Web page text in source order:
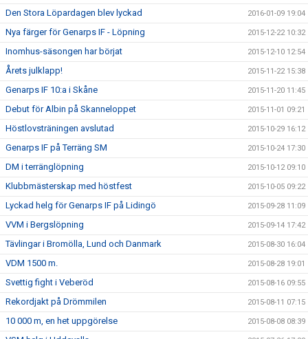
Den Stora Löpardagen blev lyckad 2016-01-09 19:04
Nya färger för Genarps IF - Löpning 2015-12-22 10:32
Inomhus-säsongen har börjat 2015-12-10 12:54
Årets julklapp! 2015-11-22 15:38
Genarps IF 10:a i Skåne 2015-11-20 11:45
Debut för Albin på Skanneloppet 2015-11-01 09:21
Höstlovsträningen avslutad 2015-10-29 16:12
Genarps IF på Terräng SM 2015-10-24 17:30
DM i terränglöpning 2015-10-12 09:10
Klubbmästerskap med höstfest 2015-10-05 09:22
Lyckad helg för Genarps IF på Lidingö 2015-09-28 11:09
VVM i Bergslöpning 2015-09-14 17:42
Tävlingar i Bromölla, Lund och Danmark 2015-08-30 16:04
VDM 1500 m. 2015-08-28 19:01
Svettig fight i Veberöd 2015-08-16 09:55
Rekordjakt på Drömmilen 2015-08-11 07:15
10 000 m, en het uppgörelse 2015-08-08 08:39